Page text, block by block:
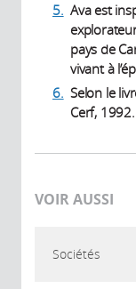
5. Ava est
pays de
vivant à
6. Selon le
Cerf,‎ 1992.
VOIR AUSSI
Sociétés